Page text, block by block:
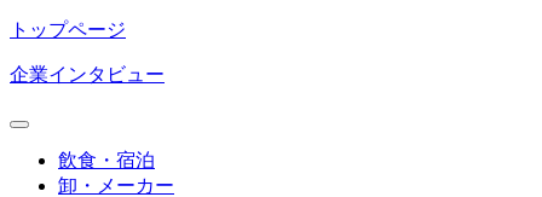
トップページ
企業インタビュー
飲食・宿泊
卸・メーカー